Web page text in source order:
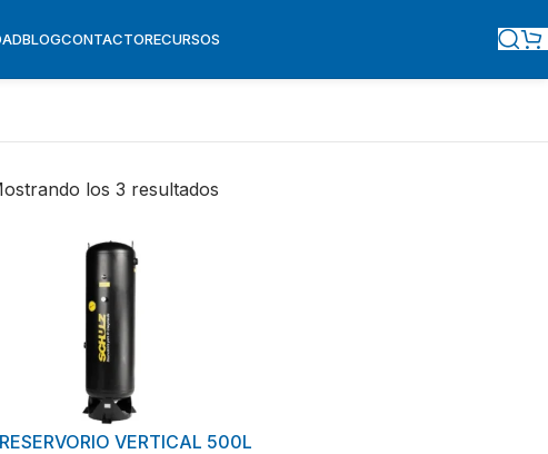
BLOGCONTACTORECURSOS
los 3 resultados
RESERVORIO VERTICAL 500L